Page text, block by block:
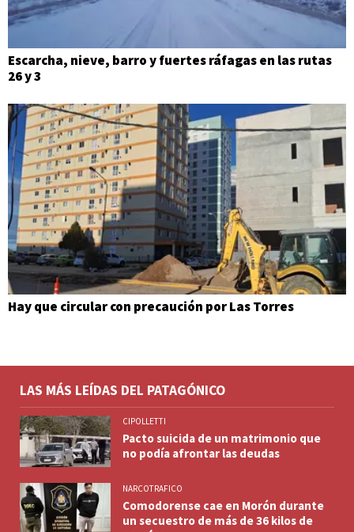
Escarcha, nieve, barro y fuertes ráfagas en las rutas
26 y 3
Hay que circular con precaución por Las Torres
LAS MÁS LEÍDAS DEL PATAGÓNICO
CIPOLLETTI
Pacto suicida de un matrimonio que
no podía afrontar las deudas
NARCOTRAFICO
Comodorense cae en Morón durante
un secuestro de más de 36 kilos de